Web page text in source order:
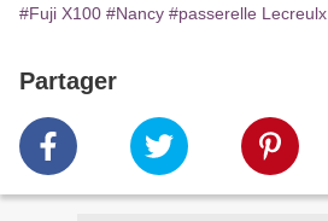
#Fuji X100 #Nancy #passerelle Lecreulx
Partager